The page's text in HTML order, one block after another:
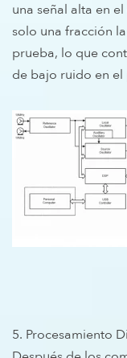
una señal alta en
solo una fracción
prueba, lo que
de bajo ruido en
5. Procesamiento